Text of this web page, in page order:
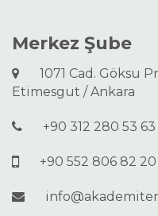
Merkez Şube
1071 Cad. Göksu
Etimesgut / Ankara
+90 312 280 53 63
+90 552 806 82 20